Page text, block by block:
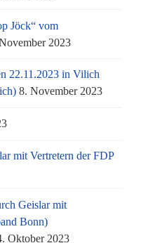
Jöck“ vom
2023
22.11.2023 in Vilich
8. November 2023
mit Vertretern der FDP
Geislar mit
Bonn)
Oktober 2023